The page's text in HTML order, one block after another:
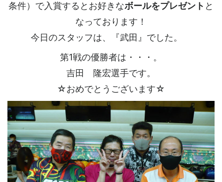
条件）で入賞するとお好きなボールをプレゼント と
なっております！
今日のスタッフは、『武田』でした。
第1戦の優勝者は・・・。
吉田 隆宏選手です。
☆おめでとうございます☆